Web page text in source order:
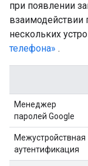
при появлении
взаимодействии
нескольких
телефона» .
Менеджер
паролей Google
Межустройствная
аутентификация